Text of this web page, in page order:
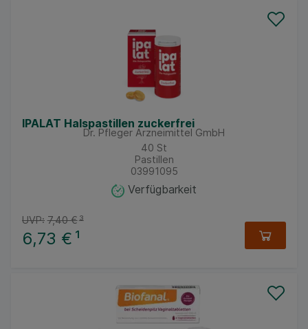
IPALAT Halspastillen zuckerfrei
Dr. Pfleger Arzneimittel GmbH
40 St
Pastillen
03991095
Verfügbarkeit
6,73 € ¹
UVP: 7,40 €³